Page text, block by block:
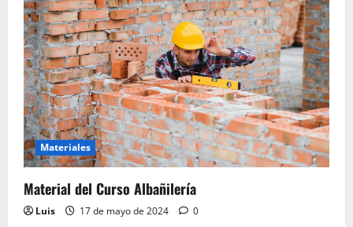
Materiales
Material del Curso Albañilería
Luis 17 de mayo de 2024 0